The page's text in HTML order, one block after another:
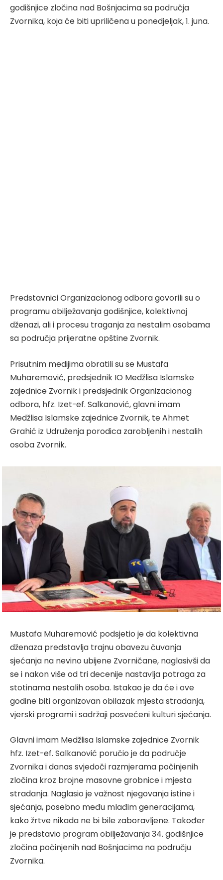
godišnjice zločina nad Bošnjacima sa područja
Zvornika, koja će biti upriličena u ponedjeljak, 1. juna.
Predstavnici Organizacionog odbora govorili su o
programu obilježavanja godišnjice, kolektivnoj
dženazi, ali i procesu traganja za nestalim osobama
sa područja prijeratne opštine Zvornik.
Prisutnim medijima obratili su se Mustafa
Muharemović, predsjednik IO Medžlisa Islamske
zajednice Zvornik i predsjednik Organizacionog
odbora, hfz. Izet-ef. Salkanović, glavni imam
Medžlisa Islamske zajednice Zvornik, te Ahmet
Grahić iz Udruženja porodica zarobljenih i nestalih
osoba Zvornik.
Mustafa Muharemović podsjetio je da kolektivna
dženaza predstavlja trajnu obavezu čuvanja
sjećanja na nevino ubijene Zvorničane, naglasivši da
se i nakon više od tri decenije nastavlja potraga za
stotinama nestalih osoba. Istakao je da će i ove
godine biti organizovan obilazak mjesta stradanja,
vjerski programi i sadržaji posvećeni kulturi sjećanja.
Glavni imam Medžlisa Islamske zajednice Zvornik
hfz. Izet-ef. Salkanović poručio je da područje
Zvornika i danas svjedoči razmjerama počinjenih
zločina kroz brojne masovne grobnice i mjesta
stradanja. Naglasio je važnost njegovanja istine i
sjećanja, posebno među mlađim generacijama,
kako žrtve nikada ne bi bile zaboravljene. Također
je predstavio program obilježavanja 34. godišnjice
zločina počinjenih nad Bošnjacima na području
Zvornika.